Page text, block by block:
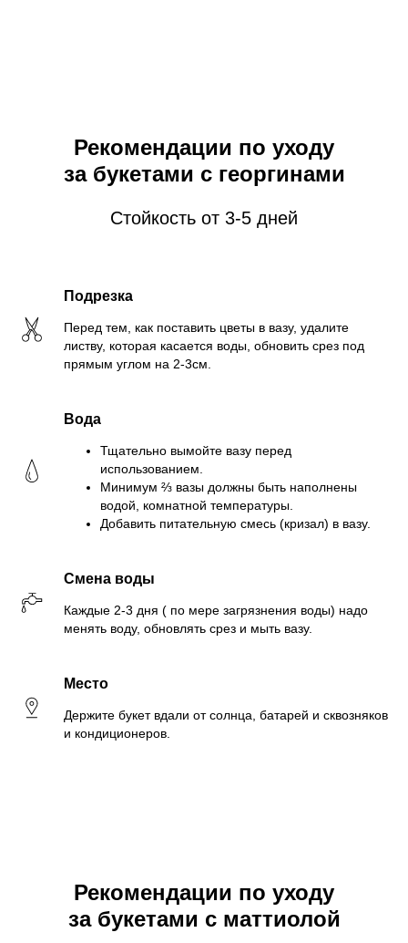
Рекомендации по уходу
за букетами с георгинами
Стойкость от 3-5 дней
Подрезка
Перед тем, как поставить цветы в вазу, удалите
листву, которая касается воды, обновить срез под
прямым углом на 2-3см.
Вода
Тщательно вымойте вазу перед
использованием.
Минимум ⅔ вазы должны быть наполнены
водой, комнатной температуры.
Добавить питательную смесь (кризал) в вазу.
Смена воды
Каждые 2-3 дня ( по мере загрязнения воды) надо
менять воду, обновлять срез и мыть вазу.
Место
Держите букет вдали от солнца, батарей и сквозняков
и кондиционеров.
Рекомендации по уходу
за букетами с маттиолой